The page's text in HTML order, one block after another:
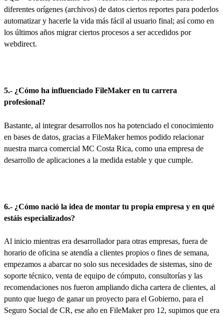
diferentes orígenes (archivos) de datos ciertos reportes para poderlos
automatizar y hacerle la vida más fácil al usuario final; así como en
los últimos años migrar ciertos procesos a ser accedidos por
webdirect.
5.- ¿Cómo ha influenciado FileMaker en tu carrera
profesional?
Bastante, al integrar desarrollos nos ha potenciado el conocimiento
en bases de datos, gracias a FileMaker hemos podido relacionar
nuestra marca comercial MC Costa Rica, como una empresa de
desarrollo de aplicaciones a la medida estable y que cumple.
6.- ¿Cómo nació la idea de montar tu propia empresa y en qué
estáis especializados?
Al inicio mientras era desarrollador para otras empresas, fuera de
horario de oficina se atendía a clientes propios o fines de semana,
empezamos a abarcar no solo sus necesidades de sistemas, sino de
soporte técnico, venta de equipo de cómputo, consultorías y las
recomendaciones nos fueron ampliando dicha cartera de clientes, al
punto que luego de ganar un proyecto para el Gobierno, para el
Seguro Social de CR, ese año en FileMaker pro 12, supimos que era